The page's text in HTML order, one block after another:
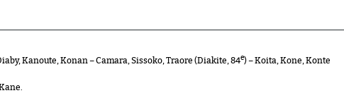
Kanoute, Konan – Camara, Sissoko, Traore (Diakite, 84e) – Koita, Kone, Konte